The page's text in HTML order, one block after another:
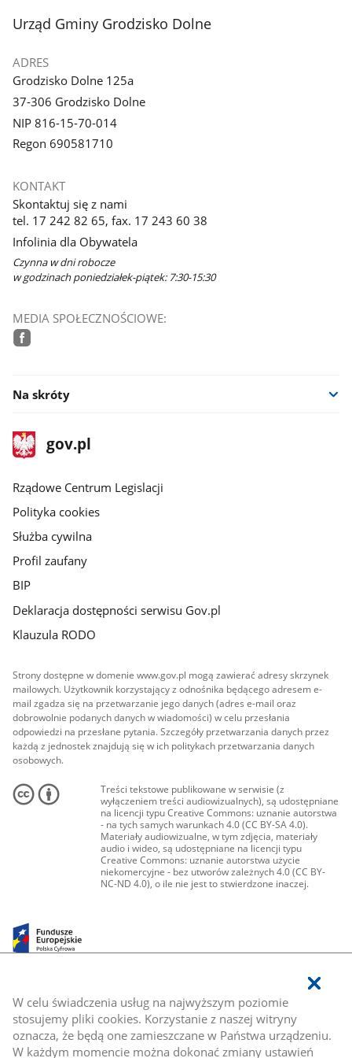
W celu świadczenia usług na najwyższym poziomie
stosujemy pliki cookies. Korzystanie z naszej witryny
oznacza, że będą one zamieszczane w Państwa urządzeniu.
W każdym momencie można dokonać zmiany ustawień
galerii.
galerii.
stopka
Urząd Gminy Grodzisko Dolne
ADRES
Grodzisko Dolne 125a
37-306 Grodzisko Dolne
NIP 816-15-70-014
Regon 690581710
KONTAKT
Skontaktuj się z nami
tel. 17 242 82 65, fax. 17 243 60 38
Infolinia dla Obywatela
Czynna w dni robocze
w godzinach poniedziałek-piątek: 7:30-15:30
MEDIA SPOŁECZNOŚCIOWE:
Na skróty
stopka
gov.plStrona
gov.pl
Rządowe Centrum Legislacji
Polityka cookies
Służba cywilna
Profil zaufany
BIP
Deklaracja dostępności serwisu Gov.pl
Klauzula RODO
Strony dostępne w domenie www.gov.pl mogą zawierać adresy skrzynek
mailowych. Użytkownik korzystający z odnośnika będącego adresem e-
mail zgadza się na przetwarzanie jego danych (adres e-mail oraz
dobrowolnie podanych danych w wiadomości) w celu przesłania
odpowiedzi na przesłane pytania. Szczegóły przetwarzania danych przez
każdą z jednostek znajdują się w ich politykach przetwarzania danych
osobowych.
Treści tekstowe publikowane w serwisie (z
wyłączeniem treści audiowizualnych), są udostępniane
na licencji typu Creative Commons: uznanie autorstwa
- na tych samych warunkach 4.0 (CC BY-SA 4.0).
Materiały audiowizualne, w tym zdjęcia, materiały
audio i wideo, są udostępniane na licencji typu
Creative Commons: uznanie autorstwa użycie
niekomercyjne - bez utworów zależnych 4.0 (CC BY-
NC-ND 4.0), o ile nie jest to stwierdzone inaczej.